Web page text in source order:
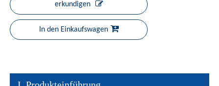
erkundigen
In den Einkaufswagen